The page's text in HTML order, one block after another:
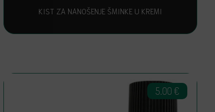
KIST ZA NANOŠENJE ŠMINKE U KREMI
5.00€